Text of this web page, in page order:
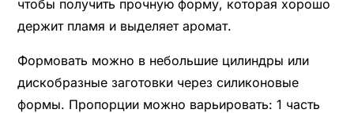
чтобы получить прочную форму, которая хорошо
держит пламя и выделяет аромат.
Формовать можно в небольшие цилиндры или
дискобразные заготовки через силиконовые
формы. Пропорции можно варьировать: 1 часть